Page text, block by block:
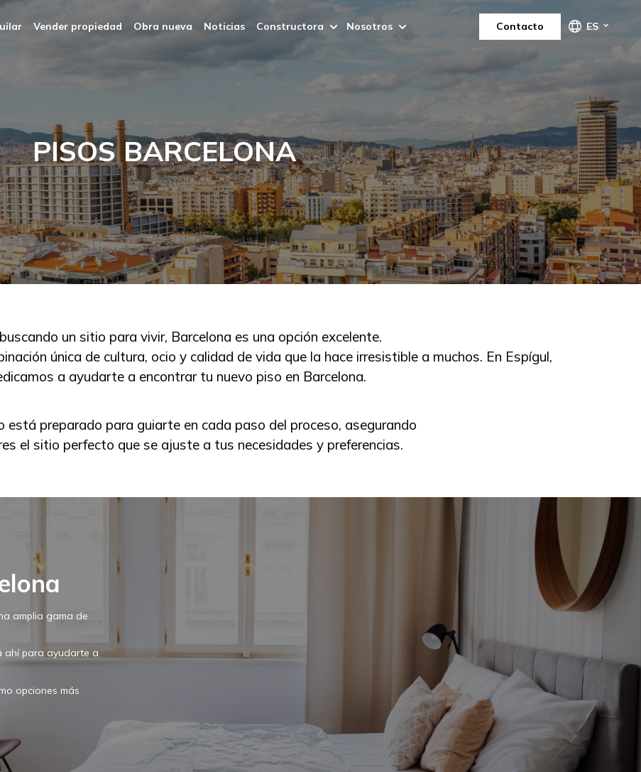
Vender propiedad Obra nueva Noticias Constructora Nosotros Contacto ES
PISOS BARCELONA
un sitio para vivir, Barcelona es una opción excelente.
única de cultura, ocio y calidad de vida que la hace irresistible a muchos. En Espígul,
a ayudarte a encontrar tu nuevo piso en Barcelona.
está preparado para guiarte en cada paso del proceso, asegurando
el sitio perfecto que se ajuste a tus necesidades y preferencias.
amplia gama de
ahí para ayudarte a
opciones más